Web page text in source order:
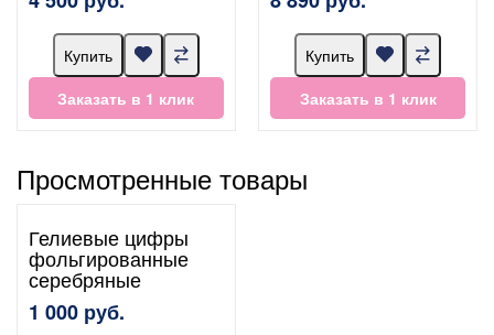
Купить
Заказать в 1 клик
Купить
Заказать в 1 клик
Просмотренные товары
Гелиевые цифры
фольгированные
серебряные
1 000 руб.